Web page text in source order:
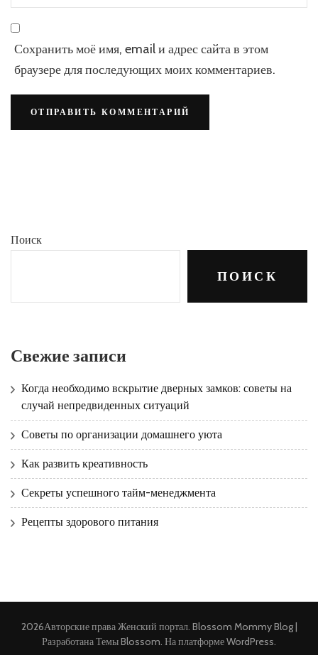
Сохранить моё имя, email и адрес сайта в этом
браузере для последующих моих комментариев.
Поиск
ПОИСК
Свежие записи
Когда необходимо вскрытие дверных замков: советы на
случай непредвиденных ситуаций
Советы по организации домашнего уюта
Как развить креативность
Секреты успешного тайм-менеджмента
Рецепты здорового питания
2026Авторские праваЖенский портал. Blossom Mommy Blog |
РазработанаТемы Blossom. На платформеWordPress.